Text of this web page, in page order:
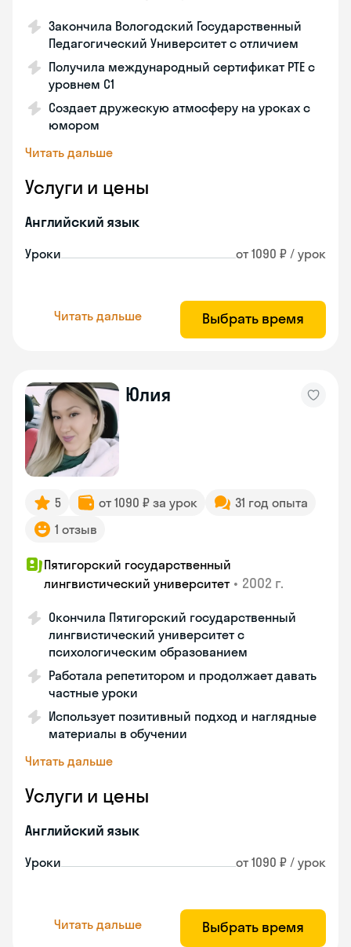
Закончила Вологодский Государственный
Педагогический Университет с отличием
Получила международный сертификат PTE с
уровнем C1
Создает дружескую атмосферу на уроках с
юмором
Читать дальше
Услуги и цены
Английский язык
Уроки от 1090 ₽ / урок
Читать дальше Выбрать время
Юлия
5 от 1090 ₽ за урок
31 год опыта
1 отзыв
Пятигорский государственный
лингвистический университет • 2002 г.
Окончила Пятигорский государственный
лингвистический университет с
психологическим образованием
Работала репетитором и продолжает давать
частные уроки
Использует позитивный подход и наглядные
материалы в обучении
Читать дальше
Услуги и цены
Английский язык
Уроки от 1090 ₽ / урок
Читать дальше Выбрать время